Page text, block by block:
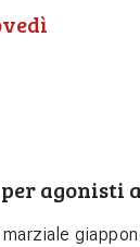
per agonisti
marziale